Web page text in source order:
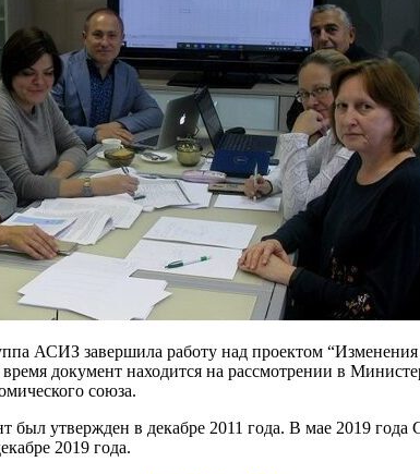
АСИЗ завершила работу над проектом
документ находится на рассмотрении в
союза.
был утвержден в декабре 2011 года. В мае 2019
2019 года.